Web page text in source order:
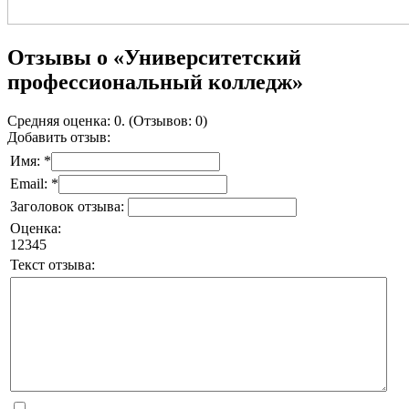
Отзывы о «Университетский
профессиональный колледж»
Средняя оценка: 0. (Отзывов: 0)
Добавить отзыв:
Имя: *
Email: *
Заголовок отзыва:
Оценка:
1 2345
Текст отзыва: